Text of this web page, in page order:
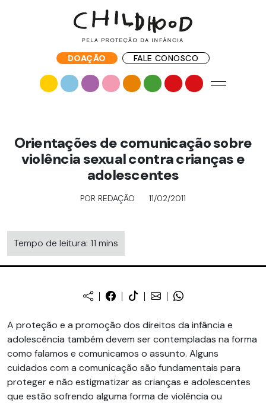
DOAÇÃO FALE CONOSCO
Orientações de comunicação sobre
violência sexual contra crianças e
adolescentes
POR REDAÇÃO 11/02/2011
Tempo de leitura: 11 mins
A proteção e a promoção dos direitos da infância e
adolescência também devem ser contempladas na forma
como falamos e comunicamos o assunto. Alguns
cuidados com a comunicação são fundamentais para
proteger e não estigmatizar as crianças e adolescentes
que estão sofrendo alguma forma de violência ou